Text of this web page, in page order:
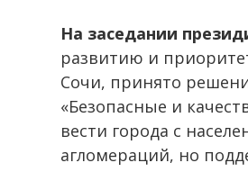
На заседании
развитию и
Сочи, принято
«Безопасные и
вести города с
агломераций, но